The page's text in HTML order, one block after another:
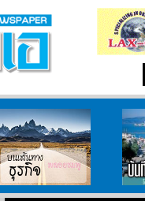
บนเส้นทางธุรกิจ บั